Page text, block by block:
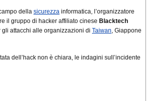
della sicurezza informatica, l’organizzatore
il gruppo di hacker affiliato cinese Blacktech
gli attacchi alle organizzazioni di Taiwan, Giappone
dell’hack non è chiara, le indagini sull’incidente